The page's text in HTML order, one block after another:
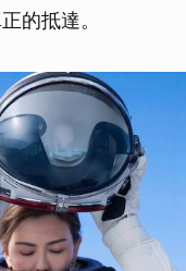
的抵達。